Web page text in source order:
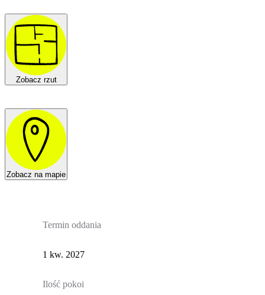
Zobacz rzut
Zobacz na mapie
Termin oddania
1 kw. 2027
Ilość pokoi